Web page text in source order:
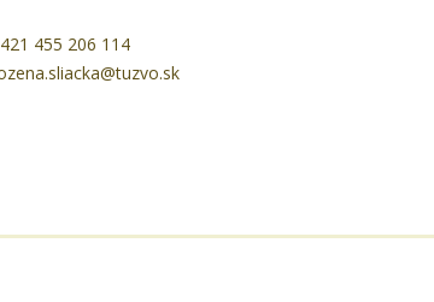
455 206 114